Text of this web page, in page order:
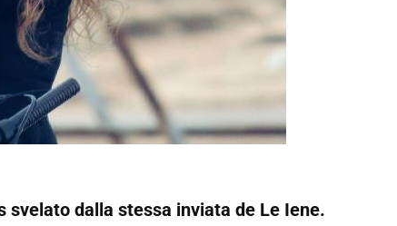
svelato dalla stessa inviata de Le Iene.